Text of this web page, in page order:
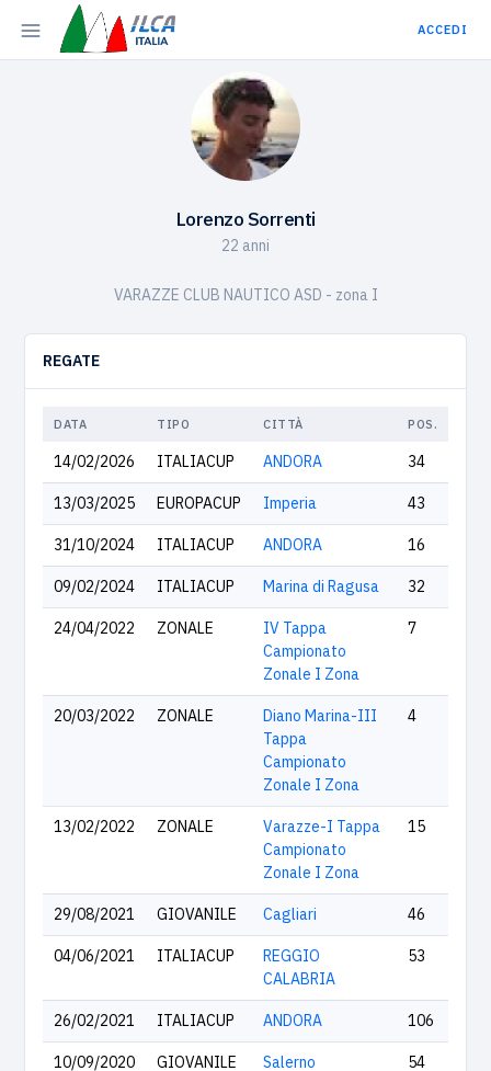
ACCEDI
Lorenzo Sorrenti
22 anni
VARAZZE CLUB NAUTICO ASD - zona I
REGATE
DATA TIPO CITTÀ POS.
14/02/2026 ITALIACUP ANDORA 34
13/03/2025 EUROPACUP Imperia 43
31/10/2024 ITALIACUP ANDORA 16
09/02/2024 ITALIACUP Marina di Ragusa 32
24/04/2022 ZONALE
IV Tappa
Campionato
Zonale I Zona
7
20/03/2022 ZONALE
Diano Marina-III
Tappa
Campionato
Zonale I Zona
4
13/02/2022 ZONALE
Varazze-I Tappa
Campionato
Zonale I Zona
15
29/08/2021 GIOVANILE Cagliari 46
04/06/2021 ITALIACUP
REGGIO
CALABRIA
53
26/02/2021 ITALIACUP ANDORA 106
10/09/2020 GIOVANILE Salerno 54